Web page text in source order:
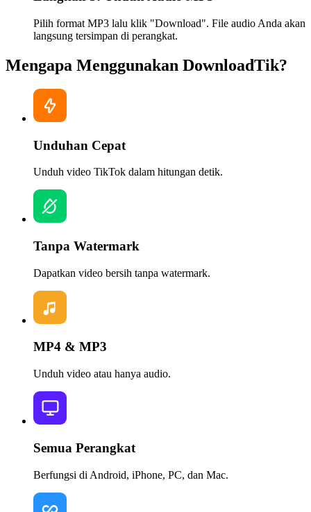
Pilih format MP3 lalu klik "Download". File audio Anda akan
langsung tersimpan di perangkat.
Mengapa Menggunakan DownloadTik?
Unduhan Cepat
Unduh video TikTok dalam hitungan detik.
Tanpa Watermark
Dapatkan video bersih tanpa watermark.
MP4 & MP3
Unduh video atau hanya audio.
Semua Perangkat
Berfungsi di Android, iPhone, PC, dan Mac.